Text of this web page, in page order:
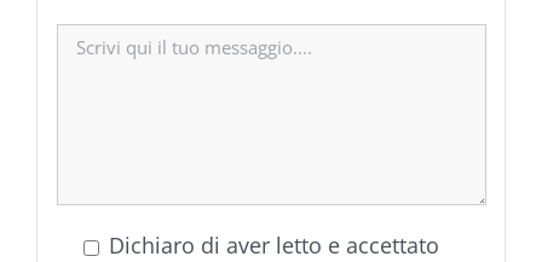
Dichiaro di aver letto e accettato